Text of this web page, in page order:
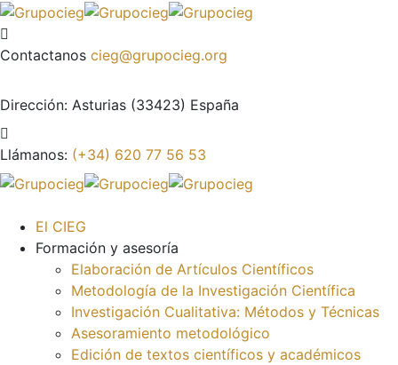
Contactanos cieg@grupocieg.org
Dirección: Asturias (33423) España
Llámanos: (+34) 620 77 56 53
El CIEG
Formación y asesoría
Elaboración de Artículos Científicos
Metodología de la Investigación Científica
Investigación Cualitativa: Métodos y Técnicas
Asesoramiento metodológico
Edición de textos científicos y académicos